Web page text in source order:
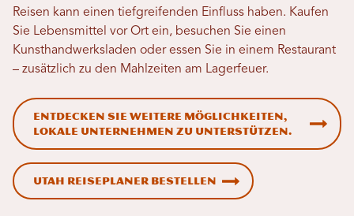
Reisen kann einen tiefgreifenden Einfluss haben. Kaufen
Sie Lebensmittel vor Ort ein, besuchen Sie einen
Kunsthandwerksladen oder essen Sie in einem Restaurant
– zusätzlich zu den Mahlzeiten am Lagerfeuer.
Entdecken Sie weitere Möglichkeiten,
lokale Unternehmen zu unterstützen.
Utah Reiseplaner bestellen